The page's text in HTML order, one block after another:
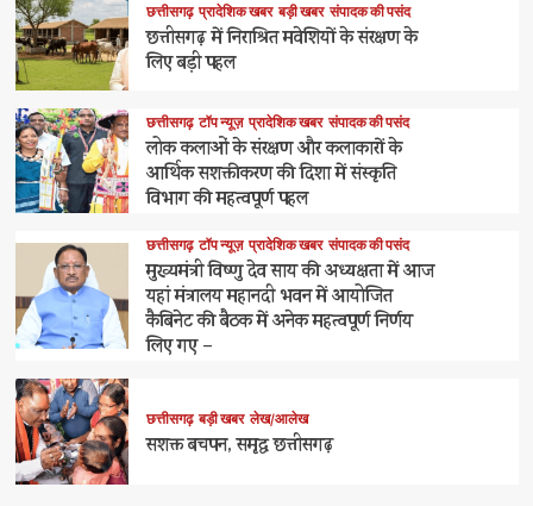
छत्तीसगढ़ प्रादेशिक खबर बड़ी खबर संपादक की पसंद
छत्तीसगढ़ में निराश्रित मवेशियों के संरक्षण के
लिए बड़ी पहल
छत्तीसगढ़ टॉप न्यूज़ प्रादेशिक खबर संपादक की पसंद
लोक कलाओं के संरक्षण और कलाकारों के
आर्थिक सशक्तीकरण की दिशा में संस्कृति
विभाग की महत्वपूर्ण पहल
छत्तीसगढ़ टॉप न्यूज़ प्रादेशिक खबर संपादक की पसंद
मुख्यमंत्री विष्णु देव साय की अध्यक्षता में आज
यहां मंत्रालय महानदी भवन में आयोजित
कैबिनेट की बैठक में अनेक महत्वपूर्ण निर्णय
लिए गए –
छत्तीसगढ़ बड़ी खबर लेख/आलेख
सशक्त बचपन, समृद्ध छत्तीसगढ़